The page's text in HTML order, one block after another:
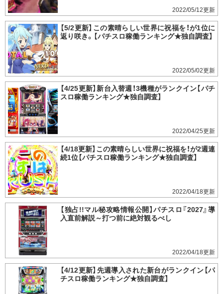
2022/05/12
【5/2更新】この素晴らしい世界に祝福を！が1位に
返り咲き。【パチスロ稼働ランキング★独自調査】
2022/05/02
【4/25更新】新台入替週！3機種がランクイン【パチ
スロ稼働ランキング★独自調査】
2022/04/25
【4/18更新】この素晴らしい世界に祝福を！が2週連
続1位【パチスロ稼働ランキング★独自調査】
2022/04/18
【独占!!マル秘攻略情報公開】パチスロ『2027』導
入直前解説～打つ前に絶対観るべし
2022/04/18
【4/12更新】先週導入された新台がランクイン【パ
チスロ稼働ランキング★独自調査】